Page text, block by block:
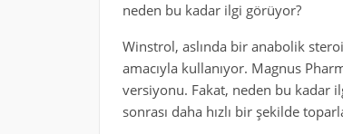
neden bu kadar ilgi görüyor?
Winstrol, aslında bir anabolik
amacıyla kullanıyor. Magnus
versiyonu. Fakat, neden bu kadar
sonrası daha hızlı bir şekilde